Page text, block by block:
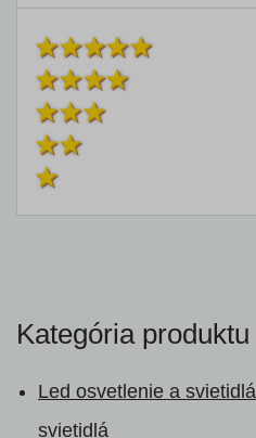
Kategória produktu
Led osvetlenie a svietidlá
svietidlá